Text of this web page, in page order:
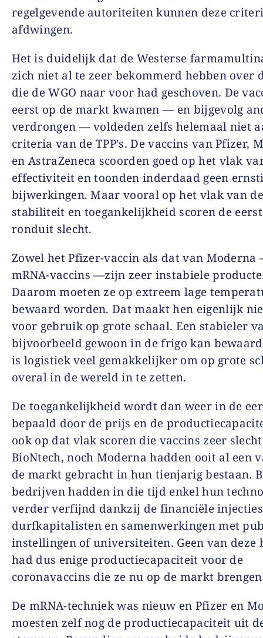
regelgevende autoriteiten kunnen deze
afdwingen.
Het is duidelijk dat de Westerse
zich niet al te zeer bekommerd hebben over
die de WGO naar voor had geschoven. De
eerst op de markt kwamen — en bijgevolg
verdrongen — voldeden zelfs helemaal niet
criteria van de TPP’s. De vaccins van Pfizer,
en AstraZeneca scoorden goed op het vlak
effectiviteit en toonden inderdaad geen
bijwerkingen. Maar vooral op het vlak van
stabiliteit en toegankelijkheid scoren de
ronduit slecht.
Zowel het Pfizer-vaccin als dat van
mRNA-vaccins —zijn zeer instabiele
Daarom moeten ze op extreem lage
bewaard worden. Dat maakt hen eigenlijk
voor gebruik op grote schaal. Een stabieler
bijvoorbeeld gewoon in de frigo kan
is logistiek veel gemakkelijker om op grote
overal in de wereld in te zetten.
De toegankelijkheid wordt dan weer in de
bepaald door de prijs en de
ook op dat vlak scoren die vaccins zeer
BioNtech, noch Moderna hadden ooit al een
de markt gebracht in hun tienjarig bestaan.
bedrijven hadden in die tijd enkel hun
verder verfijnd dankzij de financiële
durfkapitalisten en samenwerkingen met
instellingen of universiteiten. Geen van deze
had dus enige productiecapaciteit voor de
coronavaccins die ze nu op de markt
De mRNA-techniek was nieuw en Pfizer en
moesten zelf nog de productiecapaciteit uit